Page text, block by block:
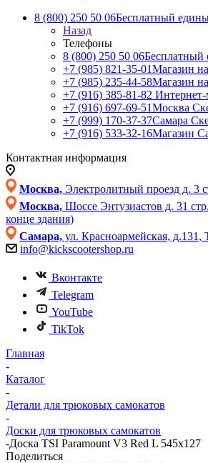
8 (800) 250 50 06Бесплатный
Назад
Телефоны
8 (800) 250 50 06Бесплатный
+7 (985) 821-35-01Магазин
+7 (985) 235-44-58Магазин
+7 (916) 385-81-82 Интернет-
+7 (916) 697-69-51Москва
+7 (999) 170-37-37Самара
+7 (916) 533-32-16Магазин
Контактная информация
Москва, Электролитный проезд д. 3
Москва, Шоссе Энтузиастов д. 31
конце здания)
Самара, ул. Красноармейская,
info@kickscootershop.ru
Вконтакте
Telegram
YouTube
TikTok
Главная
-
Каталог
-
Детали для трюковых самокатов
-
Доски для трюковых самокатов
-Доска TSI Paramount V3 Red L 545x127
Поделиться